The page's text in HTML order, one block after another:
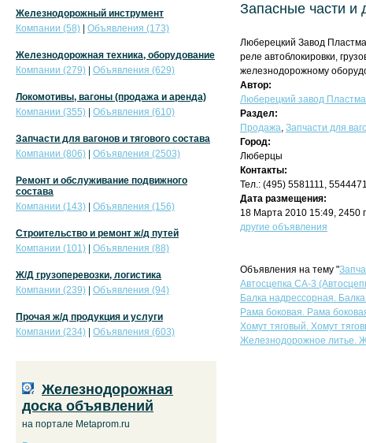
Запасные части и
Люберецкий Завод
реле автоблокировки,
железнодорожному
Автор:
Люберецкий завод
Раздел:
Продажа, Запчасти для
Город:
Люберцы
Контакты:
Тел.: (495) 5581111,
Дата размещения:
18 Марта 2010 15:49, 2450
другие объявления
Объявления на тему "
Автосцепка СА-3
Балка надрессорная.
Рама боковая. Рама
Хомут тяговый. Хомут
Железнодорожное литье.
Железнодорожный инструмент
Компании (58)
Объявления (173)
Железнодорожная техника, оборудование
Компании (279)
Объявления (629)
Локомотивы, вагоны (продажа и аренда)
Компании (355)
Объявления (610)
Запчасти для вагонов и тягового состава
Компании (806)
Объявления (2503)
Ремонт и обслуживание подвижного
состава
Компании (143)
Объявления (156)
Строительство и ремонт ж/д путей
Компании (101)
Объявления (88)
Ж/Д грузоперевозки, логистика
Компании (239)
Объявления (94)
Прочая ж/д продукция и услуги
Компании (234)
Объявления (603)
Железнодорожная
доска объявлений
на портале Metaprom.ru